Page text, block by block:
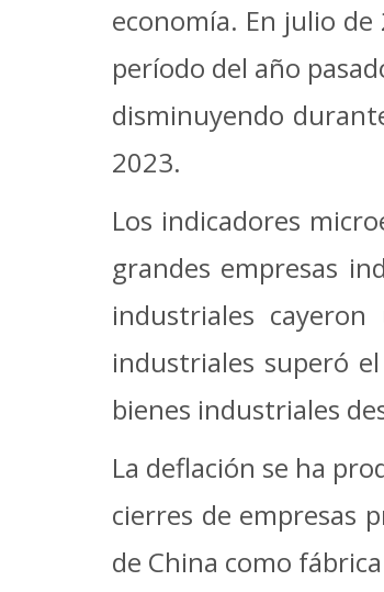
economía. En julio
período del año
disminuyendo
2023.
Los indicadores
grandes empresas
industriales
industriales superó
bienes industriales
La deflación se ha
cierres de empresas
de China como